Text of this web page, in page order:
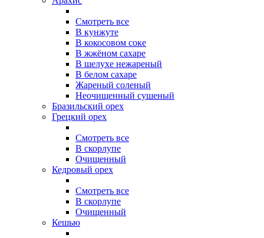
Смотреть все
В кунжуте
В кокосовом соке
В жжёном сахаре
В шелухе нежареный
В белом сахаре
Жареный соленый
Неочищенный сушеный
Бразильский орех
Грецкий орех
Смотреть все
В скорлупе
Очищенный
Кедровый орех
Смотреть все
В скорлупе
Очищенный
Кешью